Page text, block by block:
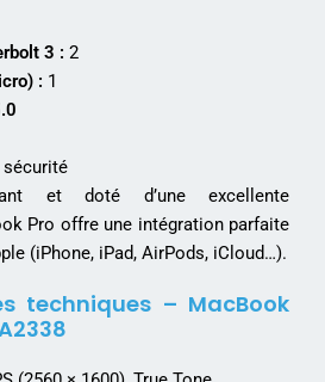
3 : 2
: 1
sécurité
et doté d’une excellente
Pro offre une intégration parfaite
(iPhone, iPad, AirPods, iCloud…).
techniques – MacBook